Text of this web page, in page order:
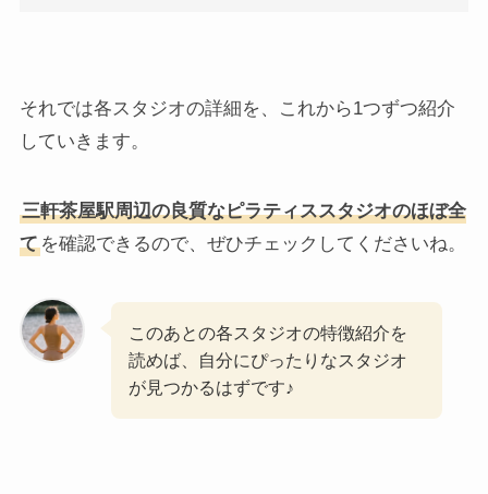
それでは各スタジオの詳細を、これから1つずつ紹介
していきます。
三軒茶屋駅周辺の良質なピラティススタジオのほぼ全
てを確認できるので、ぜひチェックしてくださいね。
このあとの各スタジオの特徴紹介を
読めば、自分にぴったりなスタジオ
が見つかるはずです♪